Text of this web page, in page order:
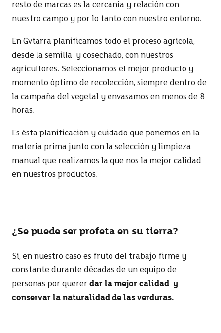
resto de marcas es la cercanía y relación con
nuestro campo y por lo tanto con nuestro entorno.
En Gvtarra planificamos todo el proceso agrícola,
desde la semilla y cosechado, con nuestros
agricultores. Seleccionamos el mejor producto y
momento óptimo de recolección, siempre dentro de
la campaña del vegetal y envasamos en menos de 8
horas.
Es ésta planificación y cuidado que ponemos en la
materia prima junto con la selección y limpieza
manual que realizamos la que nos la mejor calidad
en nuestros productos.
¿Se puede ser profeta en su tierra?
Sí, en nuestro caso es fruto del trabajo firme y
constante durante décadas de un equipo de
personas por querer dar la mejor calidad y
conservar la naturalidad de las verduras.